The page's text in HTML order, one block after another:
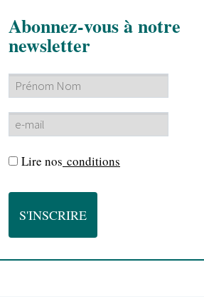
Abonnez-vous à notre
newsletter
Lire nos conditions